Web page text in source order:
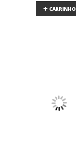
CARRINHO